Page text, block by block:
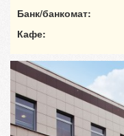
Банк/банкомат:
Кафе: